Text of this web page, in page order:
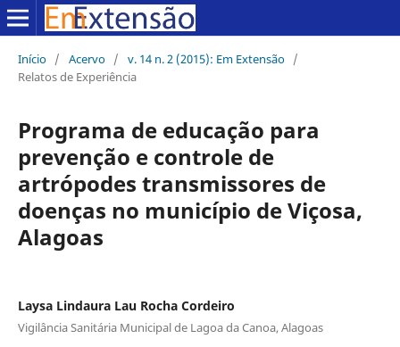
Início / Acervo / v. 14 n. 2 (2015): Em Extensão /
Relatos de Experiência
Programa de educação para
prevenção e controle de
artrópodes transmissores de
doenças no município de Viçosa,
Alagoas
Laysa Lindaura Lau Rocha Cordeiro
Vigilância Sanitária Municipal de Lagoa da Canoa, Alagoas